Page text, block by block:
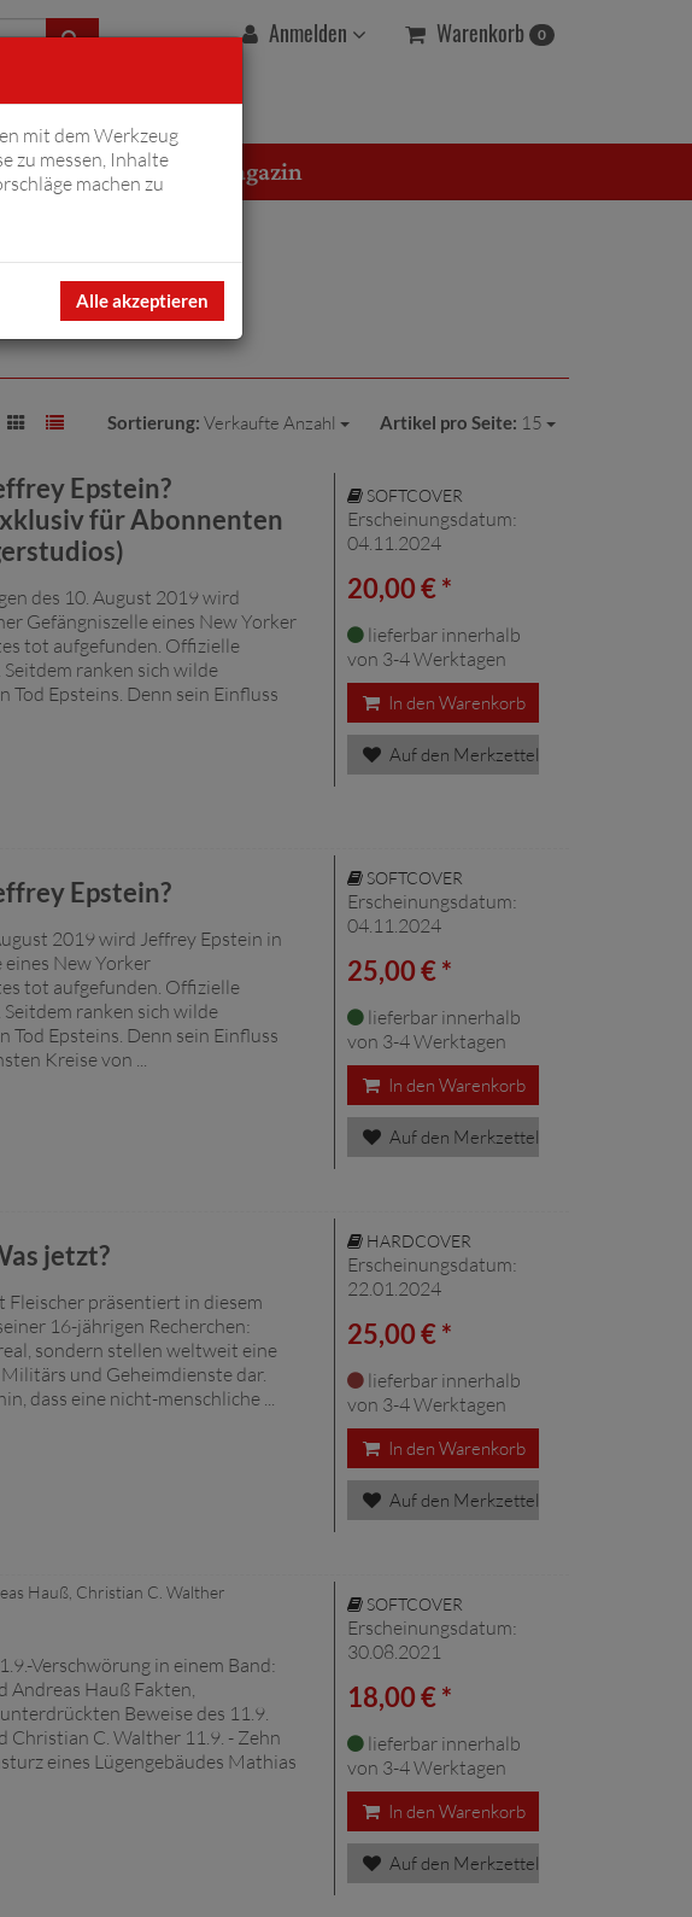
Anmelden Warenkorb 0
Overton Magazin
Sortierung: Verkaufte Anzahl Artikel pro Seite: 15
Epstein?
für Abonnenten
des 10. August 2019 wird
Gefängniszelle eines New Yorker
tot aufgefunden. Offizielle
Seitdem ranken sich wilde
Tod Epsteins. Denn sein Einfluss
SOFTCOVER
Erscheinungsdatum:
04.11.2024
20,00 € *
lieferbar innerhalb
von 3-4 Werktagen
In den Warenkorb
Auf den Merkzettel
Epstein?
2019 wird Jeffrey Epstein in
eines New Yorker
tot aufgefunden. Offizielle
Seitdem ranken sich wilde
Tod Epsteins. Denn sein Einfluss
Kreise von ...
SOFTCOVER
Erscheinungsdatum:
04.11.2024
25,00 € *
lieferbar innerhalb
von 3-4 Werktagen
In den Warenkorb
Auf den Merkzettel
jetzt?
Fleischer präsentiert in diesem
16-jährigen Recherchen:
sondern stellen weltweit eine
und Geheimdienste dar.
dass eine nicht-menschliche ...
HARDCOVER
Erscheinungsdatum:
22.01.2024
25,00 € *
lieferbar innerhalb
von 3-4 Werktagen
In den Warenkorb
Auf den Merkzettel
Hauß, Christian C. Walther
Verschwörung in einem Band:
Andreas Hauß Fakten,
Beweise des 11.9.
Christian C. Walther 11.9. - Zehn
eines Lügengebäudes Mathias
SOFTCOVER
Erscheinungsdatum:
30.08.2021
18,00 € *
lieferbar innerhalb
von 3-4 Werktagen
In den Warenkorb
Auf den Merkzettel
mit dem Werkzeug
zu messen, Inhalte
machen zu
Alle akzeptieren